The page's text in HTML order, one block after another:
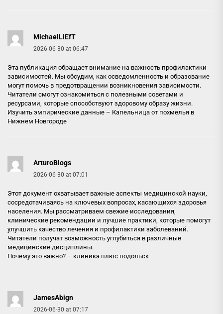
MichaelLiEfT
2026-06-30 at 06:47
Эта публикация обращает внимание на важность профилактики
зависимостей. Мы обсудим, как осведомленность и образование
могут помочь в предотвращении возникновения зависимости.
Читатели смогут ознакомиться с полезными советами и
ресурсами, которые способствуют здоровому образу жизни.
Изучить эмпирические данные – Капельница от похмелья в
Нижнем Новгороде
ArturoBlogs
2026-06-30 at 07:01
Этот документ охватывает важные аспекты медицинской науки,
сосредотачиваясь на ключевых вопросах, касающихся здоровья
населения. Мы рассматриваем свежие исследования,
клинические рекомендации и лучшие практики, которые помогут
улучшить качество лечения и профилактики заболеваний.
Читатели получат возможность углубиться в различные
медицинские дисциплины.
Почему это важно? – клиника плюс подольск
JamesAbign
2026-06-30 at 07:17